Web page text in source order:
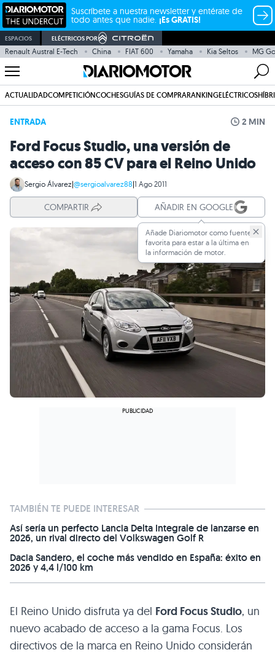
Suscríbete a nuestra newsletter y entérate de
todo antes que nadie. ¡Es GRATIS!
ESPACIOS ELÉCTRICOS POR
Renault Austral E-Tech China FIAT 600 Yamaha Kia Seltos MG Go
ACTUALIDADCOMPETICIÓNCOCHESGUÍAS DE COMPRARANKINGELÉCTRICOS
ENTRADA 2 MIN
Ford Focus Studio, una versión de
acceso con 85 CV para el Reino Unido
Sergio Álvarez|@sergioalvarez88|1 Ago 2011
COMPARTIR AÑADIR EN GOOGLE
Añade Diariomotor como fuente
favorita para estar a la última en
la información de motor.
TAMBIÉN TE PUEDE INTERESAR
Así sería un perfecto Lancia Delta Integrale de lanzarse en
2026, un rival directo del Volkswagen Golf R
Dacia Sandero, el coche más vendido en España: éxito en
2026 y 4,4 l/100 km
El Reino Unido disfruta ya del Ford Focus Studio, un
nuevo acabado de acceso a la gama Focus. Los
directivos de la marca en Reino Unido considerán